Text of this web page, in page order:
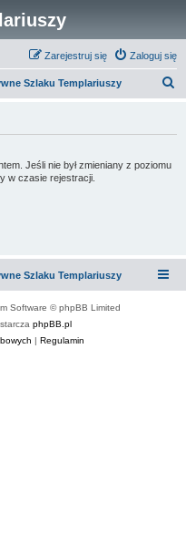
Zaloguj się
Zarejestruj się
Szlaku Templariuszy
Jeśli nie był zmieniany z poziomu
w czasie rejestracji.
Szlaku Templariuszy
Software © phpBB Limited
phpBB.pl
| Regulamin